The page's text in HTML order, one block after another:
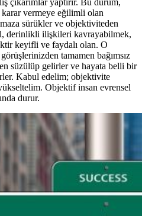
karar vermeye eğilimli olan
sürükler ve objektiviteden
derinlikli ilişkileri kavrayabilmek,
keyifli ve faydalı olan. O
tamamen bağımsız
süzülüp gelirler ve hayata belli bir
Kabul edelim; objektivite
Objektif insan evrensel
durur.